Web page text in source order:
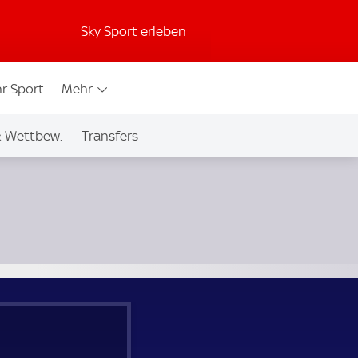
Sky Sport erleben
Sport Mehr
Wettbew. Transfers